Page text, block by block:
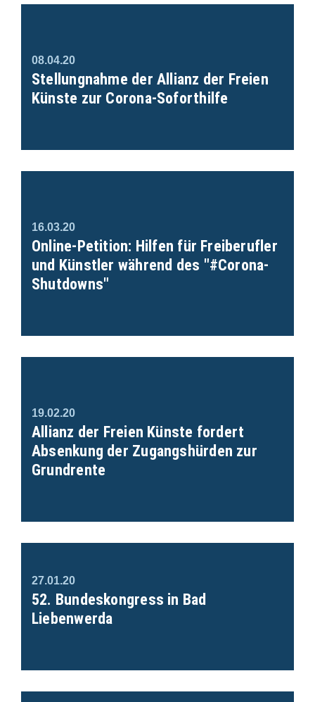
08.04.20
Stellungnahme der Allianz der Freien
Künste zur Corona-Soforthilfe
16.03.20
Online-Petition: Hilfen für Freiberufler
und Künstler während des "#Corona-
Shutdowns"
19.02.20
Allianz der Freien Künste fordert
Absenkung der Zugangshürden zur
Grundrente
27.01.20
52. Bundeskongress in Bad
Liebenwerda